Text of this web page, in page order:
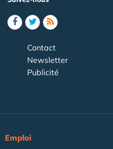
Contact
Newsletter
Publicité
Emploi